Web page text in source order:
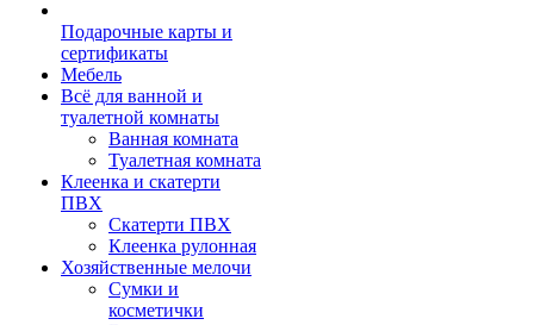
Подарочные карты и
сертификаты
Мебель
Всё для ванной и
туалетной комнаты
Ванная комната
Туалетная комната
Клеенка и скатерти
ПВХ
Скатерти ПВХ
Клеенка рулонная
Хозяйственные мелочи
Сумки и
косметички